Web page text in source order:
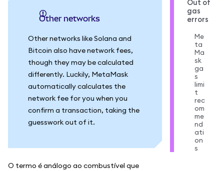
Other networks
Other networks like Solana and
Bitcoin also have network fees,
though they may be calculated
differently. Luckily, MetaMask
automatically calculates the
network fee for you when you
confirm a transaction, taking the
guesswork out of it.
O termo é análogo ao combustível que
Out of
gas
errors
Me
ta
Ma
sk
ga
s
limi
t
rec
om
me
nd
ati
on
s